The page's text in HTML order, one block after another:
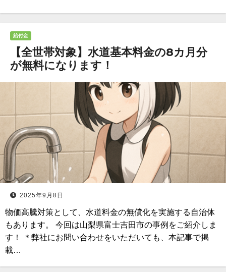
給付金
【全世帯対象】水道基本料金の8カ月分
が無料になります！
2025年9月8日
物価高騰対策として、水道料金の無償化を実施する自治体
もあります。 今回は山梨県富士吉田市の事例をご紹介しま
す！ ＊弊社にお問い合わせをいただいても、本記事で掲
載…